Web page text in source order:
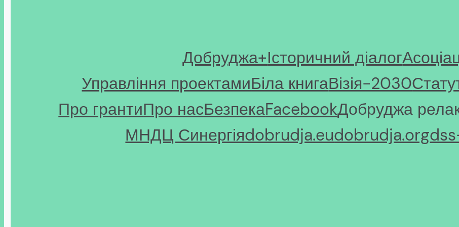
Добруджа+Історичний діалог
Управління проектамиБіла книгаВізія-2030
Про грантиПро насБезпекаFacebookДобруджа
МНДЦ Синергіяdobrudja.eudobrudja.org